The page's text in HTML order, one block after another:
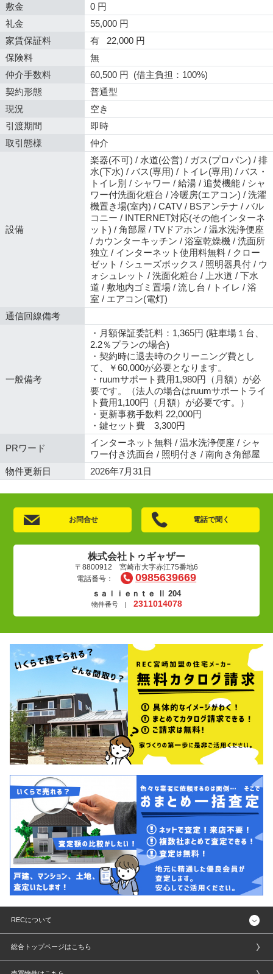
敷金
0 円
礼金
55,000 円
家賃保証料
有 22,000 円
保険料
無
仲介手数料
60,500 円 (借主負担：100%)
契約形態
普通型
現況
空き
引渡期間
即時
取引態様
仲介
設備
楽器(不可) / 水道(公営) / ガス(プロパン) / 排
水(下水) / バス(専用) / トイレ(専用) / バス・
トイレ別 / シャワー / 給湯 / 追焚機能 / シャ
ワー付洗面化粧台 / 冷暖房(エアコン) / 洗濯
機置き場(室内) / CATV / BSアンテナ / バル
コニー / INTERNET対応(その他インターネ
ット) / 角部屋 / TVドアホン / 温水洗浄便座
/ カウンターキッチン / 浴室乾燥機 / 洗面所
独立 / インターネット使用料無料 / クロー
ゼット / シューズボックス / 照明器具付 / ウ
ォシュレット / 洗面化粧台 / 上水道 / 下水
道 / 敷地内ゴミ置場 / 流し台 / トイレ / 浴
室 / エアコン(電灯)
通信回線備考
一般備考
・月額保証委託料：1,365円 (駐車場１台、
2.2％プランの場合)
・契約時に退去時のクリーニング費とし
て、￥60,000が必要となります。
・ruumサポート費用1,980円（月額）が必
要です。（法人の場合はruumサポートライ
ト費用1,100円（月額）が必要です。）
・更新事務手数料 22,000円
・鍵セット費 3,300円
PRワード
インターネット無料 / 温水洗浄便座 / シャ
ワー付き洗面台 / 照明付き / 南向き角部屋
物件更新日
2026年7月31日
お問合せ 電話で聞く
株式会社トゥギャザー
〒8800912 宮崎市大字赤江75番地6
電話番号：
0985639669
ｓａｌｉｅｎｔｅ Ⅱ 204
物件番号 | 2311014078
RECについて
総合トップページはこちら